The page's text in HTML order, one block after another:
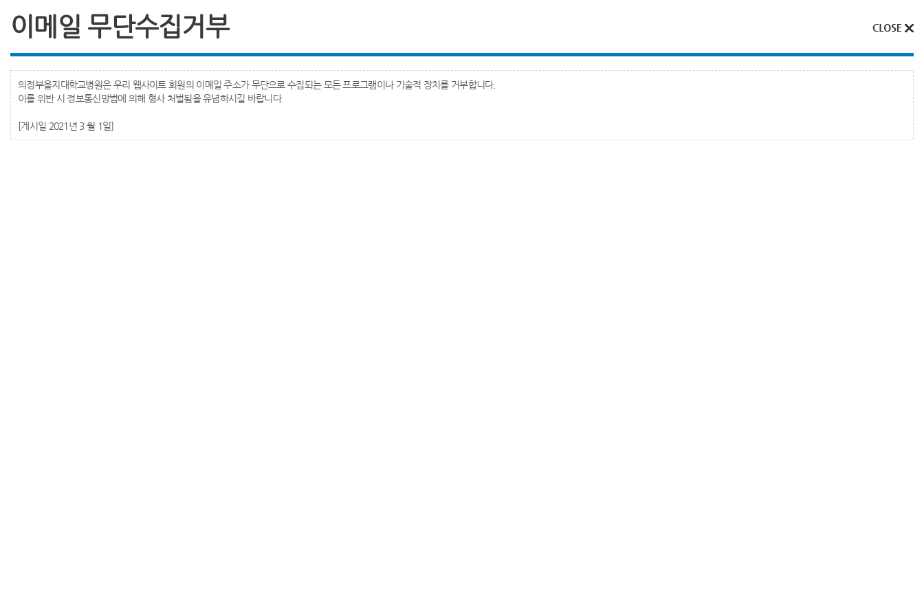
이메일 무단수집거부
의정부을지대학교병원은 우리 웹사이트 회원의 이메일 주소가 무단으로 수집되는 모든 프로그램이나 기술적 장치를 거부합니다.
이를 위반 시 정보통신망법에 의해 형사 처벌됨을 유념하시길 바랍니다.
[게시일 2021년 3 월 1일]